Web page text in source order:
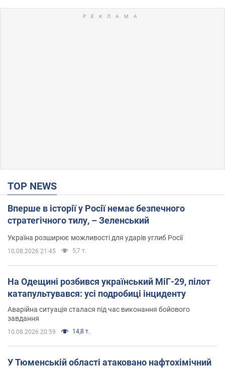
TOP NEWS
Вперше в історії у Росії немає безпечного
стратегічного тилу, – Зеленський
Україна розширює можливості для ударів углиб Росії
10.08.2026 21:45 5,7 т.
На Одещині розбився український МіГ-29, пілот
катапультувався: усі подробиці інциденту
Аварійна ситуація сталася під час виконання бойового
завдання
10.08.2026 20:59 14,8 т.
У Тюменській області атаковано нафтохімічний